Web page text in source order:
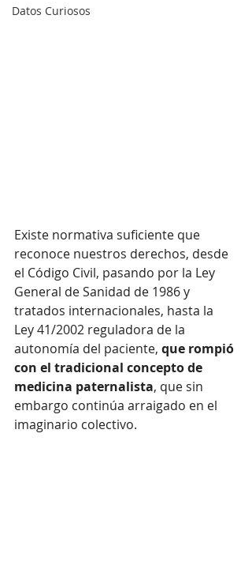
Datos Curiosos
Existe normativa suficiente que
reconoce nuestros derechos, desde
el Código Civil, pasando por la Ley
General de Sanidad de 1986 y
tratados internacionales, hasta la
Ley 41/2002 reguladora de la
autonomía del paciente, que rompió
con el tradicional concepto de
medicina paternalista, que sin
embargo continúa arraigado en el
imaginario colectivo.